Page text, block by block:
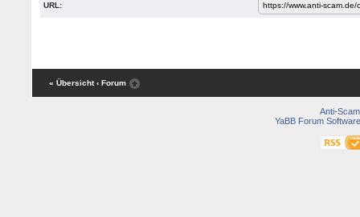
URL:
« Übersicht ‹ Forum
Anti-Scam
YaBB Forum Software